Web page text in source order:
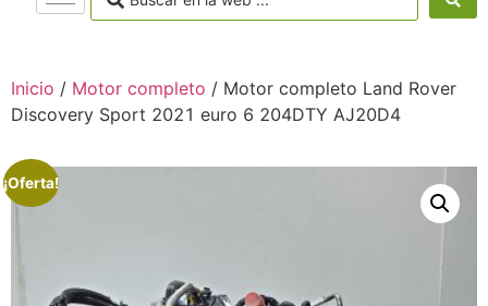
Inicio / Motor completo / Motor completo Land Rover
Discovery Sport 2021 euro 6 204DTY AJ20D4
¡Oferta!